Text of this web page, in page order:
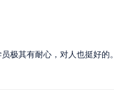
极其有耐心，对人也挺好的。